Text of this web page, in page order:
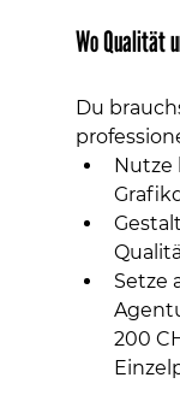
Wo Qualität
Du
Nutze
Setze
200